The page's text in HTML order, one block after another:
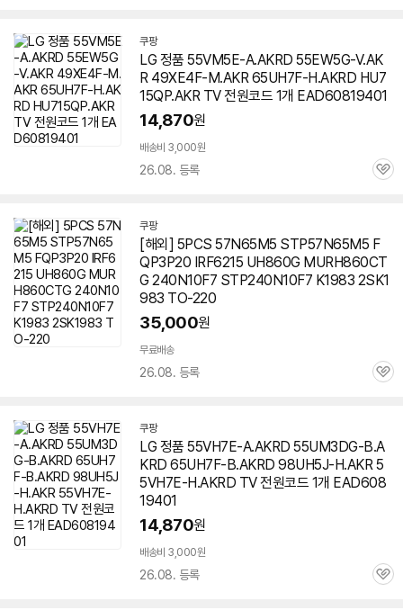
쿠팡
LG 정품 55VM5E-A.AKRD 55EW5G-V.AK
R 49XE4F-M.AKR 65UH7F-H.AKRD HU7
15QP.AKR TV 전원코드 1개 EAD60819401
14,870원
배송비 3,000원
26.08. 등록
관
쿠팡
[해외] 5PCS 57N65M5 STP57N65M5 F
QP3P20 IRF6215 UH860G MURH860CT
G 240N10F7 STP240N10F7 K1983 2SK1
983 TO-220
35,000원
무료배송
26.08. 등록
관
쿠팡
LG 정품 55VH7E-A.AKRD 55UM3DG-B.A
KRD 65UH7F-B.AKRD 98UH5J-H.AKR 5
5VH7E-H.AKRD TV 전원코드 1개 EAD608
19401
14,870원
배송비 3,000원
26.08. 등록
관